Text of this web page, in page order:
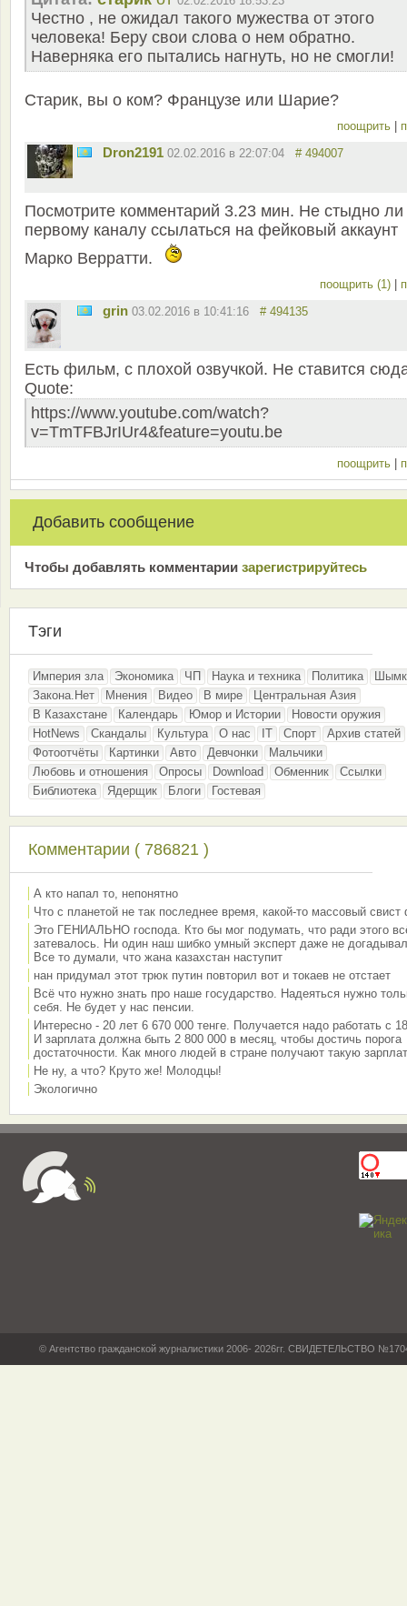
Честно , не ожидал такого мужества от этого
человека! Беру свои слова о нем обратно.
Наверняка его пытались нагнуть, но не смогли!
Старик, вы о ком? Французе или Шарие?
поощрить
Dron2191 02.02.2016 в 22:07:04 # 494007
Посмотрите комментарий 3.23 мин. Не стыдно ли
первому каналу ссылаться на фейковый аккаунт
Марко Верратти.
поощрить (1)
grin 03.02.2016 в 10:41:16 # 494135
Есть фильм, с плохой озвучкой. Не ставится
Quote:
https://www.youtube.com/watch?
v=TmTFBJrIUr4&feature=youtu.be
поощрить
Добавить сообщение
Чтобы добавлять комментарии зарeгиcтрирyйтeсь
Тэги
Империя зла Экономика ЧП Наука и техника Политика
Закона.Нет
Мнения Видео В мире
Центральная Азия
В Казахстане
Календарь Юмор и Истории
Новости оружия
HotNews
Скандалы Культура О нас IT Спорт
Архив статей
Фотоотчёты
Картинки Авто Девчонки
Мальчики
Любовь и отношения
Опросы Download Обменник
Ссылки
Библиотека
Ядерщик Блоги Гостевая
Комментарии ( 786821 )
А кто напал то, непонятно
Что с планетой не так последнее время, какой-то массовый свист
Это ГЕНИАЛЬНО господа. Кто бы мог подумать, что ради этого
затевалось. Ни один наш шибко умный эксперт даже не
Все то думали, что жана казахстан наступит
нан придумал этот трюк путин повторил вот и токаев не отстает
Всё что нужно знать про наше государство. Надеяться нужно
себя. Не будет у нас пенсии.
Интересно - 20 лет 6 670 000 тенге. Получается надо работать с
И зарплата должна быть 2 800 000 в месяц, чтобы достичь порога
достаточности. Как много людей в стране получают такую
Не ну, а что? Круто же! Молодцы!
Экологично
© Агентство гражданской журналистики 2006- 2026гг. СВИДЕТЕЛЬСТВО